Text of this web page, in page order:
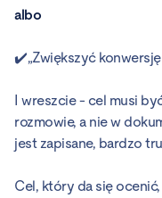
albo
✔️„Zwiększyć konwersję
I wreszcie - cel musi
rozmowie, a nie w
jest zapisane, bardzo
Cel, który da się